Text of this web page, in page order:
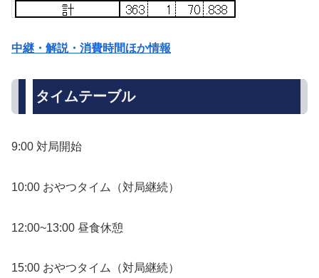
中継・解説・消費時間ほか情報
タイムテーブル
9:00 対局開始
10:00 おやつタイム（対局継続）
12:00~13:00 昼食休憩
15:00 おやつタイム（対局継続）